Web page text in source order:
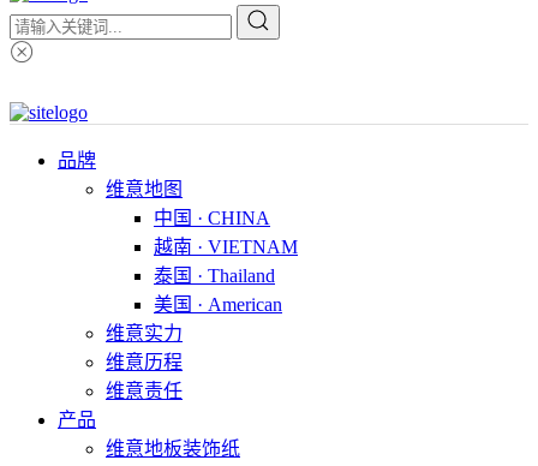
品牌
维意地图
中国 · CHINA
越南 · VIETNAM
泰国 · Thailand
美国 · American
维意实力
维意历程
维意责任
产品
维意地板装饰纸